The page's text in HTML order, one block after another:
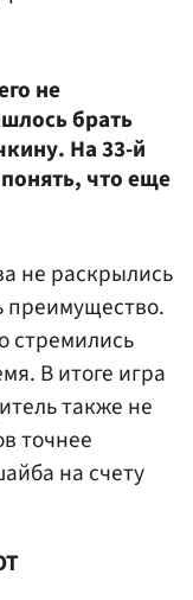
не
брать
На 33-й
что еще
не раскрылись
преимущество.
стремились
В итоге игра
также не
точнее
на счету